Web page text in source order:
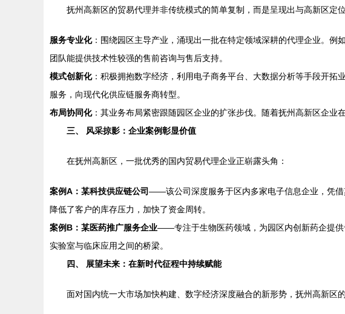
抚州高新区的贸易代理并非传统模式的简单复制，而是呈现出与高新区定
服务专业化：围绕园区主导产业，涌现出一批在特定领域深耕的代理企业。例
团队能提供技术性较强的售前咨询与售后支持。
模式创新化：积极拥抱数字经济，利用电子商务平台、大数据分析等手段开拓
服务，向现代化供应链服务商转型。
布局协同化：其业务布局紧密跟随园区企业的扩张步伐。随着抚州高新区企业
三、 风采掠影：企业案例彰显价值
在抚州高新区，一批优秀的国内贸易代理企业正崭露头角：
案例A：某科技供应链公司——该公司深度服务于区内多家电子信息企业，凭借
降低了客户的库存压力，加快了资金周转。
案例B：某医药推广服务企业——专注于生物医药领域，为园区内创新药企提供
实验室与临床应用之间的桥梁。
四、 展望未来：在新时代征程中持续赋能
面对国内统一大市场加快构建、数字经济深度融合的新形势，抚州高新区